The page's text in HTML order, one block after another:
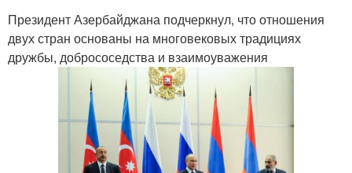
Президент Азербайджана подчеркнул, что отношения
двух стран основаны на многовековых традициях
дружбы, добрососедства и взаимоуважения